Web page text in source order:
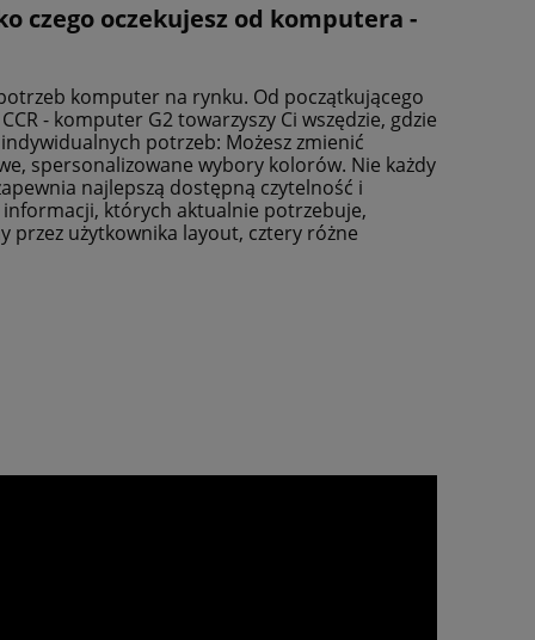
czego oczekujesz od komputera -
komputer na rynku. Od początkującego
- komputer G2 towarzyszy Ci wszędzie, gdzie
potrzeb: Możesz zmienić
spersonalizowane wybory kolorów. Nie każdy
najlepszą dostępną czytelność i
informacji, których aktualnie potrzebuje,
przez użytkownika layout, cztery różne